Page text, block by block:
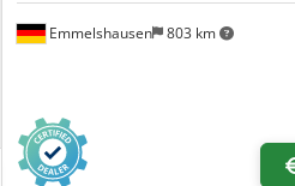
Emmelshausen 803 km